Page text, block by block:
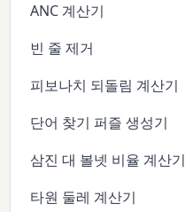
ANC 계산기
빈 줄 제거
피보나치 되돌림 계산기
단어 찾기 퍼즐 생성기
삼진 대 볼넷 비율 계산기
타원 둘레 계산기